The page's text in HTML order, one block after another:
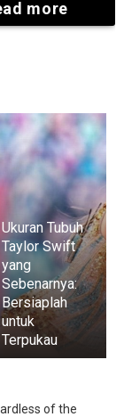
more
Ukuran Tubuh
Taylor Swift
yang
Sebenarnya:
Bersiaplah
untuk
Terpukau
of the